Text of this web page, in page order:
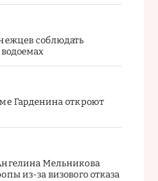
соблюдать
Гарденина откроют
Мельникова
из-за визового отказа